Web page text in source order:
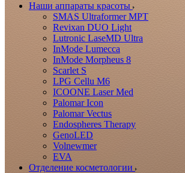
Наши аппараты красоты
SMAS Ultraformer MPT
Revixan DUO Light
Lutronic LaseMD Ultra
InMode Lumecca
InMode Morpheus 8
Scarlet S
LPG Cellu M6
ICOONE Laser Med
Palomar Icon
Palomar Vectus
Endospheres Therapy
GenoLED
Volnewmer
EVA
Отделение косметологии